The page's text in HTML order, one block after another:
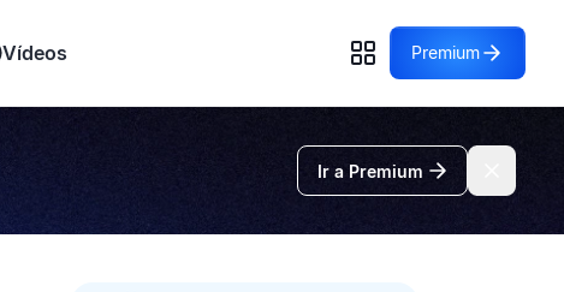
Vídeos Premium
Ir a Premium